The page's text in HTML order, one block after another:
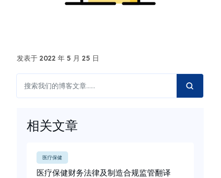
发表于 2022 年 5 月 25 日
相关文章
医疗保健
医疗保健财务法律及制造合规监管翻译